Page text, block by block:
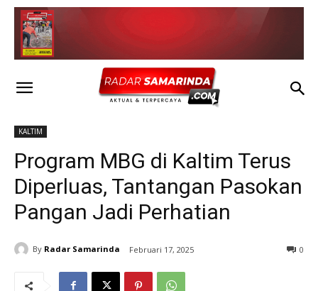
KALTIM
Program MBG di Kaltim Terus
Diperluas, Tantangan Pasokan
Pangan Jadi Perhatian
By Radar Samarinda Februari 17, 2025 0